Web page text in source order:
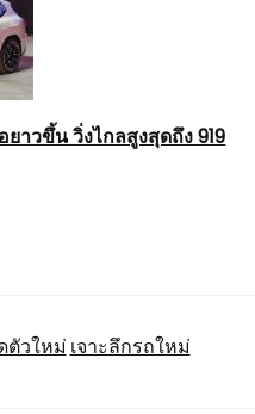
าวขึ้น วิ่งไกลสูงสุดถึง 919
ตัวใหม่ เจาะลึกรถใหม่